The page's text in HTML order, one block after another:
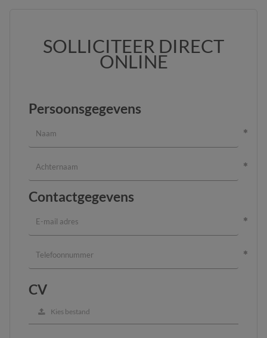
SOLLICITEER DIRECT
ONLINE
Persoonsgegevens
Contactgegevens
CV
Kies bestand